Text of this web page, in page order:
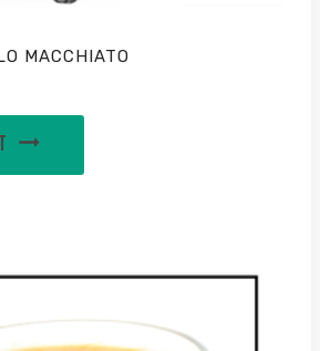
MACCHIATO